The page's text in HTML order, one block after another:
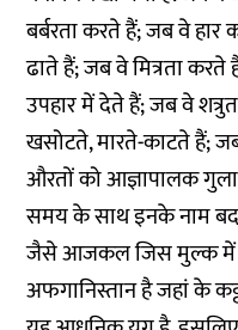
बर्बरता करते हैं; जब वे
ढाते हैं; जब वे मित्रता
उपहार में देते हैं; जब वे
खसोटते, मारते-काटते हैं;
औरतों को आज्ञापालक
समय के साथ इनके नाम
जैसे आजकल जिस मुल्क में
अफगानिस्तान है जहां के